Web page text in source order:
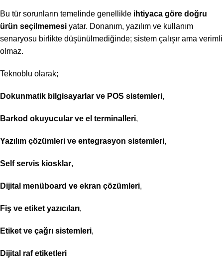
Bu tür sorunların temelinde genellikle ihtiyaca göre doğru
ürün seçilmemesi yatar. Donanım, yazılım ve kullanım
senaryosu birlikte düşünülmediğinde; sistem çalışır ama verimli
olmaz.
Teknoblu olarak;
Dokunmatik bilgisayarlar ve POS sistemleri,
Barkod okuyucular ve el terminalleri,
Yazılım çözümleri ve entegrasyon sistemleri,
Self servis kiosklar,
Dijital menüboard ve ekran çözümleri,
Fiş ve etiket yazıcıları,
Etiket ve çağrı sistemleri,
Dijital raf etiketleri